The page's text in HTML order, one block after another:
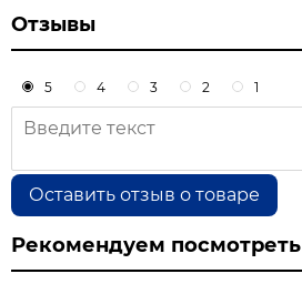
Отзывы
5 4 3 2 1
Оставить отзыв о товаре
Рекомендуем посмотреть